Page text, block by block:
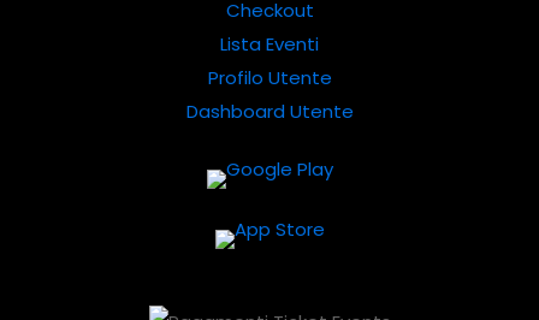
Checkout
Lista Eventi
Profilo Utente
Dashboard Utente